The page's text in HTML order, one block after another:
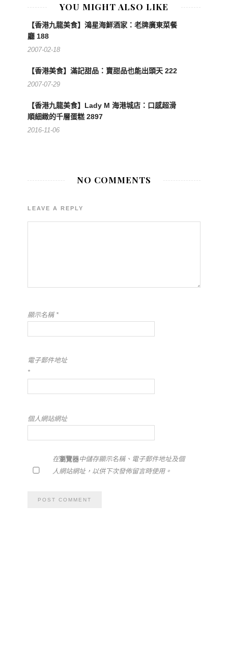
YOU MIGHT ALSO LIKE
【香港九龍美食】鴻星海鮮酒家：老牌廣東菜餐
廳 188
2007-02-18
【香港美食】滿記甜品：賣甜品也能出頭天 222
2007-07-29
【香港九龍美食】Lady M 海港城店：口感超滑
順細緻的千層蛋糕 2897
2016-11-06
NO COMMENTS
LEAVE A REPLY
顯示名稱 *
電子郵件地址
*
個人網站網址
在瀏覽器中儲存顯示名稱、電子郵件地址及個
人網站網址，以供下次發佈留言時使用。